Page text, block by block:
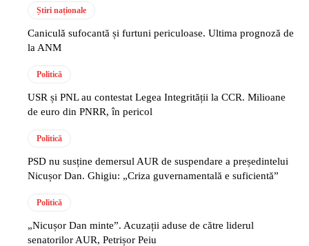
Știri naționale
Caniculă sufocantă și furtuni periculoase. Ultima prognoză de
la ANM
Politică
USR și PNL au contestat Legea Integrității la CCR. Milioane
de euro din PNRR, în pericol
Politică
PSD nu susține demersul AUR de suspendare a președintelui
Nicușor Dan. Ghigiu: „Criza guvernamentală e suficientă”
Politică
„Nicușor Dan minte”. Acuzații aduse de către liderul
senatorilor AUR, Petrișor Peiu